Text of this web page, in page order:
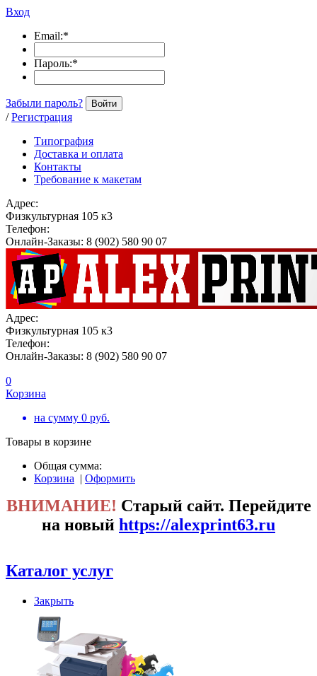
Вход
Email:*
Пароль:*
Забыли пароль? Войти
/ Регистрация
Типография
Доставка и оплата
Контакты
Требование к макетам
Адрес:
Физкультурная 105 к3
Телефон:
Онлайн-Заказы: 8 (902) 580 90 07
Адрес:
Физкультурная 105 к3
Телефон:
Онлайн-Заказы: 8 (902) 580 90 07
0
Корзина
на сумму 0 руб.
Товары в корзине
Общая сумма:
Корзина | Оформить
ВНИМАНИЕ! Старый сайт. Перейдите
на новый https://alexprint63.ru
Каталог услуг
Закрыть